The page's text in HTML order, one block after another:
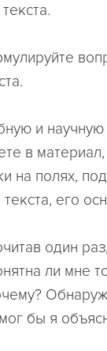
и
в
на полях,
его
один
ли мне
бы я